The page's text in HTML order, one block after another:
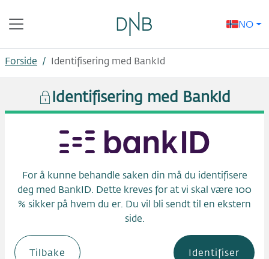
NO
Forside / Identifisering med BankId
Identifisering med BankId
For å kunne behandle saken din må du identifisere
deg med BankID. Dette kreves for at vi skal være 100
% sikker på hvem du er. Du vil bli sendt til en ekstern
side.
Tilbake Identifiser